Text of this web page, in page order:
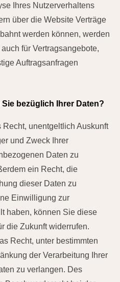
Ihres Nutzerverhaltens
über die Website Verträge
werden können, werden
für Vertragsangebote,
Auftragsanfragen
bezüglich Ihrer Daten?
unentgeltlich Auskunft
und Zweck Ihrer
Daten zu
ein Recht, die
dieser Daten zu
Einwilligung zur
haben, können Sie diese
die Zukunft widerrufen.
Recht, unter bestimmten
der Verarbeitung Ihrer
zu verlangen. Des